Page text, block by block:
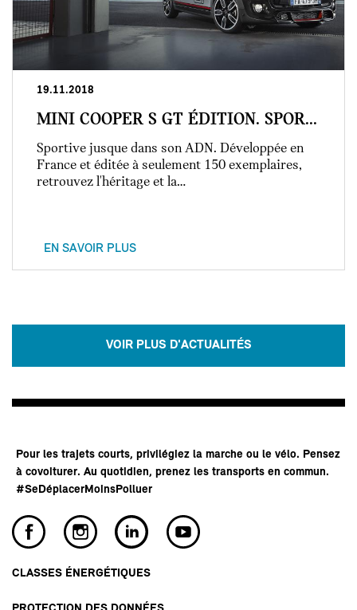
19.11.2018
MINI COOPER S GT ÉDITION. SPOR...
Sportive jusque dans son ADN. Développée en
France et éditée à seulement 150 exemplaires,
retrouvez l'héritage et la…
EN SAVOIR PLUS
VOIR PLUS D'ACTUALITÉS
Pour les trajets courts, privilégiez la marche ou le vélo. Pensez
à covoiturer. Au quotidien, prenez les transports en commun.
#SeDéplacerMoinsPolluer
CLASSES ÉNERGÉTIQUES